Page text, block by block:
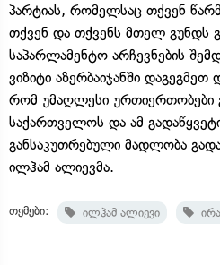
პარტიას, რომელსაც თქვენ
თქვენ და თქვენს მთელ გუნდს
საპარლამენტო არჩევნების
ვიზიტი აზერბაიჯანში
რომ უმაღლესი ურთიერთობები
საქართველოს და ამ
განსაკუთრებული მადლობა
ილჰამ ალიევმა.
თემები: ილჰამ ალიევი